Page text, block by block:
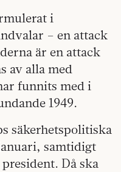
i
– en attack
är en attack
av alla med
funnits med i
1949.
säkerhetspolitiska
samtidigt
Då ska